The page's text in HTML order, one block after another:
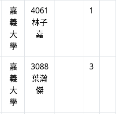
嘉
義
大
學
4061
林子
嘉
1
嘉
義
大
學
3088
葉瀚
傑
3